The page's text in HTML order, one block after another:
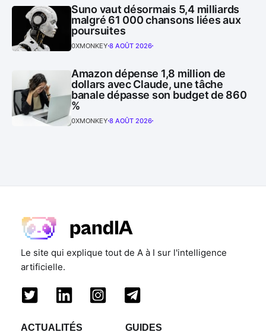
Suno vaut désormais 5,4 milliards
malgré 61 000 chansons liées aux
poursuites
0XMONKEY 8 AOÛT 2026
Amazon dépense 1,8 million de
dollars avec Claude, une tâche
banale dépasse son budget de 860
%
0XMONKEY 8 AOÛT 2026
Le site qui explique tout de A à I sur l'intelligence
artificielle.
ACTUALITÉS GUIDES